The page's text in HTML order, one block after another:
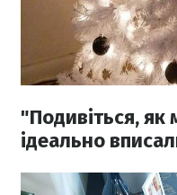
"Подивіться, як
ідеально